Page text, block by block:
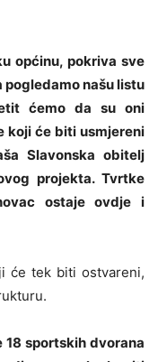
općinu, pokriva sve
pogledamo našu listu
ćemo da su oni
koji će biti usmjereni
Slavonska obitelj
projekta. Tvrtke
ostaje ovdje i
će tek biti ostvareni,
sportskih dvorana